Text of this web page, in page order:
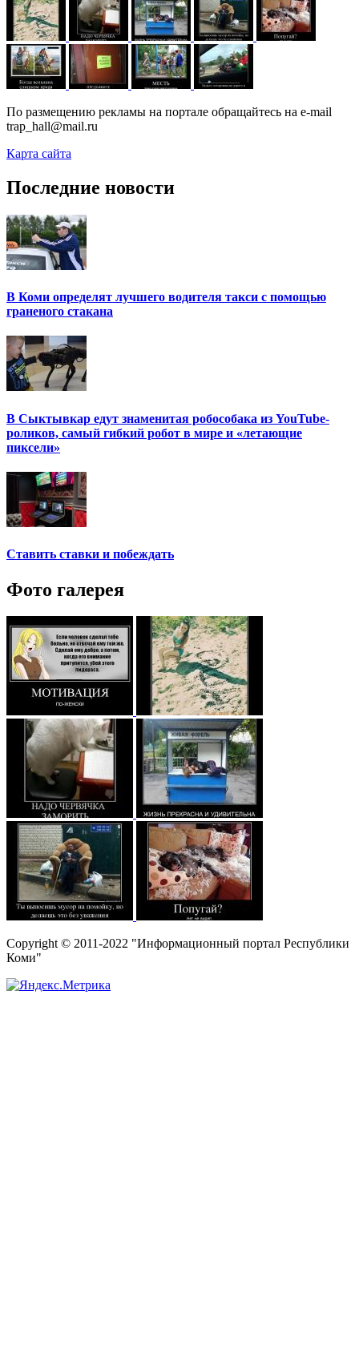
По размещению рекламы на портале обращайтесь на e-mail
trap_hall@mail.ru
Карта сайта
Последние новости
В Коми определят лучшего водителя такси с помощью
граненого стакана
В Сыктывкар едут знаменитая робособака из YouTube-
роликов, самый гибкий робот в мире и «летающие
пиксели»
Ставить ставки и побеждать
Фото галерея
Copyright © 2011-2022 "Информационный портал Республики
Коми"